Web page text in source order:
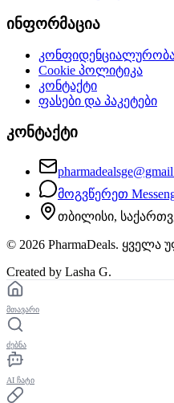
ინფორმაცია
Cookie პოლიტიკა
კონტაქტი
ფასები და პაკეტები
კონტაქტი
მოგვწერეთ
თბილისი,
© 2026 PharmaDeals.
Created by Lasha G.
მთავარი
ძებნა
AI ჩატი